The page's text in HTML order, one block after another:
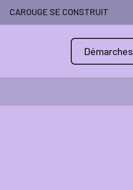
CAROUGE SE CONSTRUIT
Démarches